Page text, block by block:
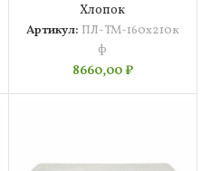
Хлопок
Артикул: ПЛ-ТМ-160х210к
ф
8660,00₽